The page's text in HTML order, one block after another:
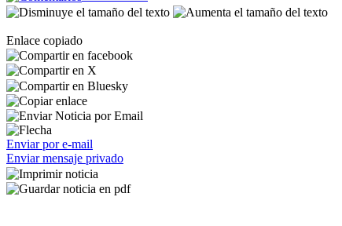
Enlace copiado
Enviar por e-mail
Enviar mensaje privado